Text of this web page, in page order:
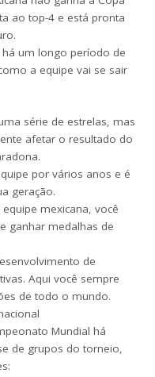
ao top-4 e está pronta
um longo período de
a equipe vai se sair
série de estrelas, mas
afetar o resultado do
por vários anos e é
geração.
mexicana, você
ganhar medalhas de
de
Aqui você sempre
de todo o mundo.
Mundial há
de grupos do torneio,